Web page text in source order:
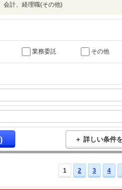
会計、経理職(その他)
業務委託 その他
＋ 詳しい条件
1 2 3 4